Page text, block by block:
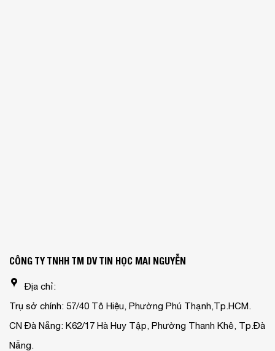
CÔNG TY TNHH TM DV TIN HỌC MAI NGUYỄN
Địa chỉ:
Trụ sở chính: 57/40 Tô Hiệu, Phường Phú Thạnh,Tp.HCM.
CN Đà Nẵng: K62/17 Hà Huy Tập, Phường Thanh Khê, Tp.Đà
Nẵng.